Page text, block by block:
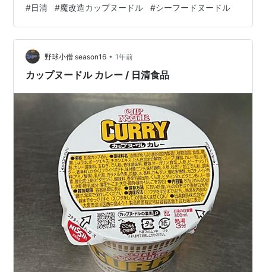
食べてみた まとめ 商品詳細 価格 内容量 原材料 栄養成分
表 アレルギー情報 パッケージ 黒いパッケージに魔界像
の文字で強さを感じます。 今回はシーフード味の魔改造
です。海鮮もんじゃ味に魔改造されているそうです。現
実のもんじゃでも海鮮は欠かせない存在です。シーフー
#日清 #魔改造カップヌードル #シーフードヌードル
野球小僧 season16 • 1年前
カップヌードル カレー / 日清食品